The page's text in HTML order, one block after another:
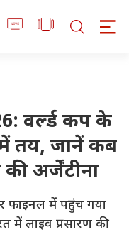
वर्ल्ड कप के
तय, जानें कब
अर्जेंटीना
फाइनल में पहुंच गया
में लाइव प्रसारण की